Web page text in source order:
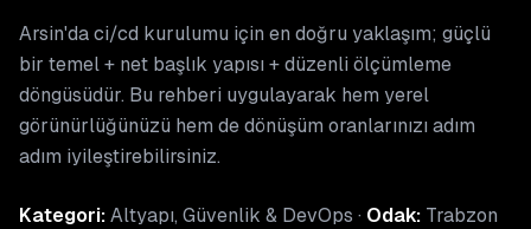
Arsin'da ci/cd kurulumu için en doğru yaklaşım; güçlü
bir temel + net başlık yapısı + düzenli ölçümleme
döngüsüdür. Bu rehberi uygulayarak hem yerel
görünürlüğünüzü hem de dönüşüm oranlarınızı adım
adım iyileştirebilirsiniz.
Kategori:Altyapı, Güvenlik & DevOps · Odak: Trabzon